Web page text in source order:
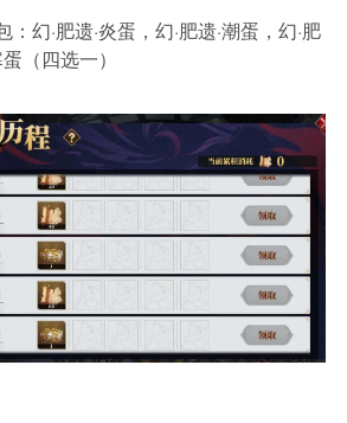
幻·肥遗·炎蛋，幻·肥遗·潮蛋，幻·肥
（四选一）